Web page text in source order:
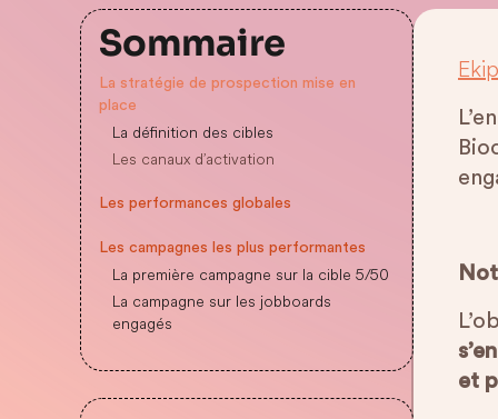
Sommaire
La stratégie de prospection mise en
place
La définition des cibles
Les canaux d’activation
Les performances globales
Les campagnes les plus performantes
La première campagne sur la cible 5/50
La campagne sur les jobboards
engagés
Ekip
et